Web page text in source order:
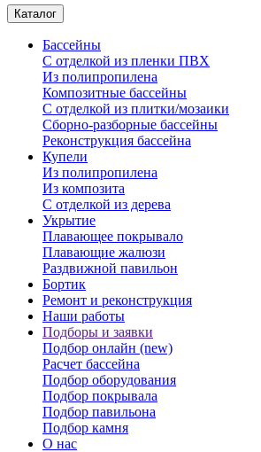
Каталог
Бассейны
С отделкой из пленки ПВХ
Из полипропилена
Композитные бассейны
С отделкой из плитки/мозаики
Сборно-разборные бассейны
Реконструкция бассейна
Купели
Из полипропилена
Из композита
С отделкой из дерева
Укрытие
Плавающее покрывало
Плавающие жалюзи
Раздвижной павильон
Бортик
Ремонт и реконструкция
Наши работы
Подборы и заявки
Подбор онлайн (new)
Расчет бассейна
Подбор оборудования
Подбор покрывала
Подбор павильона
Подбор камня
О нас